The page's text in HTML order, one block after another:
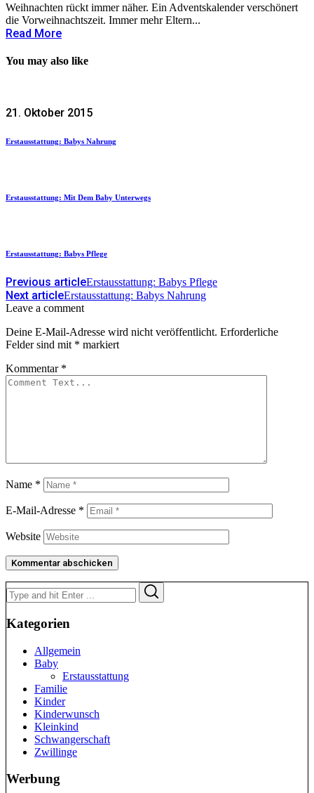
Weihnachten rückt immer näher. Ein Adventskalender verschönert
die Vorweihnachtszeit. Immer mehr Eltern...
Read More
You may also like
21. Oktober 2015
Erstausstattung: Babys Nahrung
Erstausstattung: Mit Dem Baby Unterwegs
Erstausstattung: Babys Pflege
Previous articleErstausstattung: Babys Pflege
Next articleErstausstattung: Babys Nahrung
Leave a comment
Deine E-Mail-Adresse wird nicht veröffentlicht. Erforderliche
Felder sind mit * markiert
Kommentar *
Name *
E-Mail-Adresse *
Website
Search
for:
Kategorien
Allgemein
Baby
Erstausstattung
Familie
Kinder
Kinderwunsch
Kleinkind
Schwangerschaft
Zwillinge
Werbung